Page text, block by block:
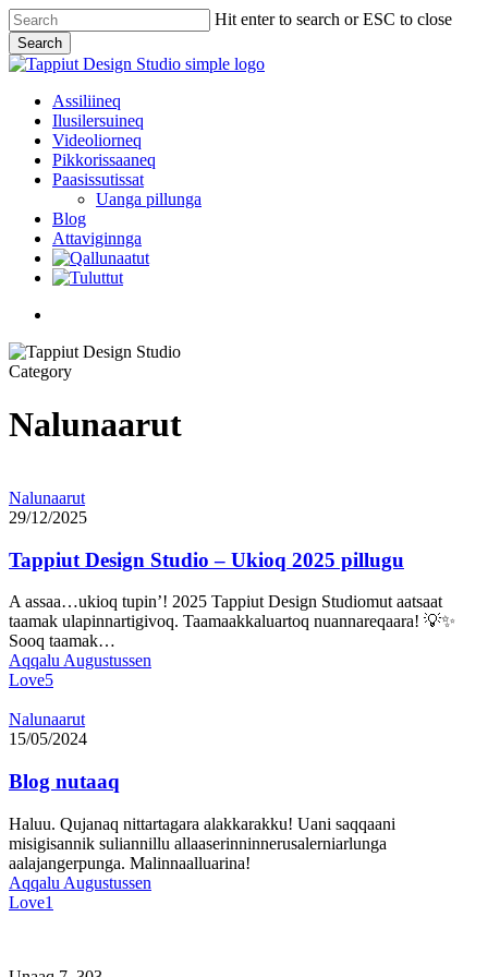
Skip
to
main
content
Hit enter to search or ESC to close
Search
Close
Menu
Assiliineq
Ilusilersuineq
Videoliorneq
Pikkorissaaneq
Paasissutissat
Uanga pillunga
Blog
Attaviginnga
Category
Nalunaarut
Tappiut
Design
–
Ukioq
2025
pillugu
Nalunaarut
29/12/2025
Tappiut Design Studio – Ukioq 2025 pillugu
A assaa…ukioq tupin’! 2025 Tappiut Design Studiomut aatsaat
taamak ulapinnartigivoq. Taamaakkaluartoq nuannareqaara! 💡✨
Sooq taamak…
Aqqalu Augustussen
Love5
Blog
nutaaq
Nalunaarut
15/05/2024
Blog nutaaq
Haluu. Qujanaq nittartagara alakkarakku! Uani saqqaani
misigisannik suliannillu allaaserinninnerusalerniarlunga
aalajangerpunga. Malinnaalluarina!
Aqqalu Augustussen
Love1